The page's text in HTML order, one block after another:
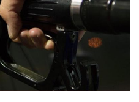
zamjenika